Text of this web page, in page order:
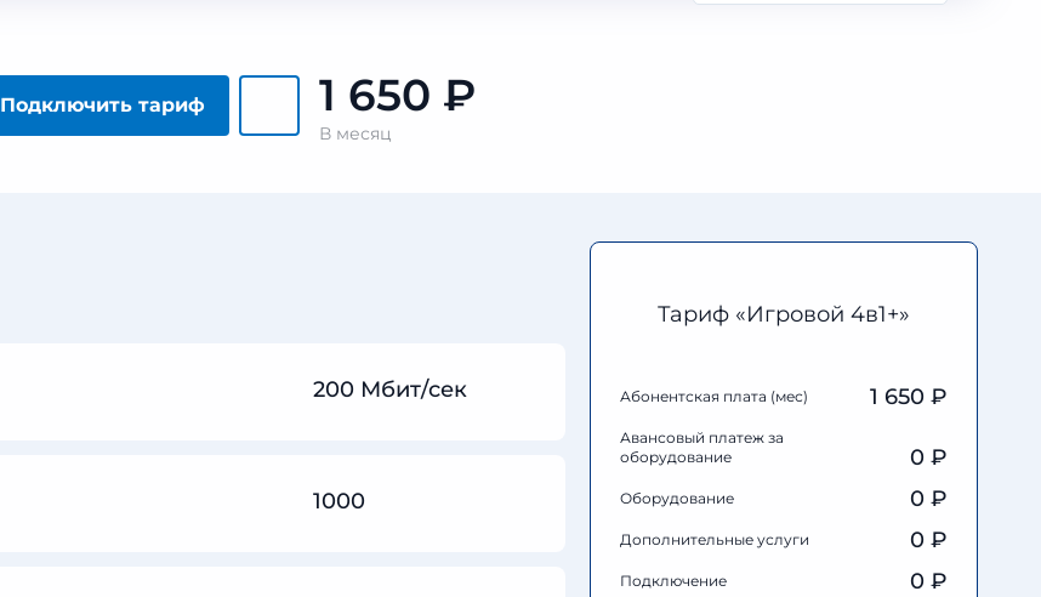
Подключить тариф 1 650 ₽
В месяц
200 Мбит/сек
1000
Тариф «Игровой 4в1+»
Абонентская плата (мес) 1 650 ₽
Авансовый платеж за
оборудование
0 ₽
Оборудование 0 ₽
Дополнительные услуги 0 ₽
Подключение 0 ₽